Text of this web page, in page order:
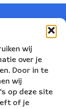
wij
over je
Door in te
wij
op deze site
of je